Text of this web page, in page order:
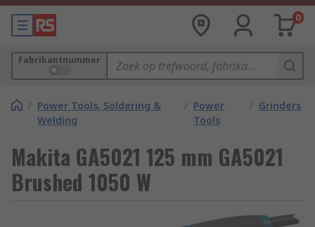
0
Fabrikantnummer
/ Power Tools, Soldering &
Welding
/ Power
Tools
/ Grinders
Makita GA5021 125 mm GA5021
Brushed 1050 W